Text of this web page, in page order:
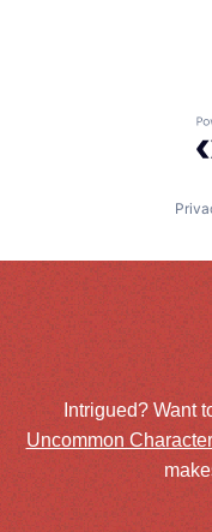
Intrigued? Want
Uncommon Character